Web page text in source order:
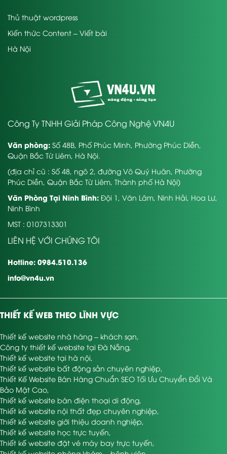
Thủ thuật wordpress
Kiến thức Content – Viết bài
Hà Nội
Công Ty TNHH Giải Pháp Công Nghệ VN4U
Văn phòng: Số 48B, Phố Phúc Minh, Phường Phúc Diễn,
Quận Bắc Từ Liêm, Hà Nội.
(địa chỉ cũ : Số 48, ngõ 2, đường Võ Quý Huân, Phường
Phúc Diễn, Quận Bắc Từ Liêm, Thành phố Hà Nội)
Văn Phòng Tại Ninh Bình: Đội 1, Văn Lâm, Ninh Hải, Hoa Lư,
Ninh Bình
MST : 0107313301
LIÊN HỆ VỚI CHÚNG TÔI
Hotline: 0984.510.136
info@vn4u.vn
THIẾT KẾ WEB THEO LĨNH VỰC
Thiết kế website nhà hàng – khách sạn,
Công ty thiết kế website tại Đà Nẵng,
Thiết kế website tại hà nội,
Thiết kế website bất động sản chuyên nghiệp,
Thiết Kế Website Bán Hàng Chuẩn SEO Tối Ưu Chuyển Đổi Và
Bảo Mật Cao,
Thiết kế website bán điện thoại di động,
Thiết kế website nội thất đẹp chuyên nghiệp,
Thiết kế website giới thiệu doanh nghiệp,
Thiết kế website học trực tuyến,
Thiết kế website đặt vé máy bay trực tuyến,